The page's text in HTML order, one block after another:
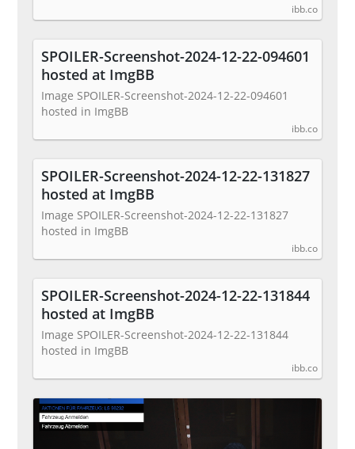
ibb.co
SPOILER-Screenshot-2024-12-22-094601
hosted at ImgBB
Image SPOILER-Screenshot-2024-12-22-094601
hosted in ImgBB
ibb.co
SPOILER-Screenshot-2024-12-22-131827
hosted at ImgBB
Image SPOILER-Screenshot-2024-12-22-131827
hosted in ImgBB
ibb.co
SPOILER-Screenshot-2024-12-22-131844
hosted at ImgBB
Image SPOILER-Screenshot-2024-12-22-131844
hosted in ImgBB
ibb.co